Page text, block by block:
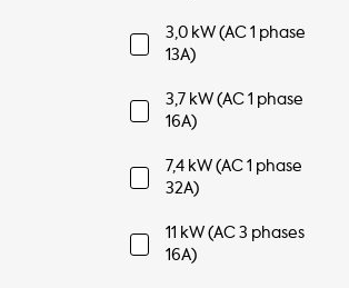
3,0 kW (AC 1 phase
13A)
3,7 kW (AC 1 phase
16A)
7,4 kW (AC 1 phase
32A)
11 kW (AC 3 phases
16A)